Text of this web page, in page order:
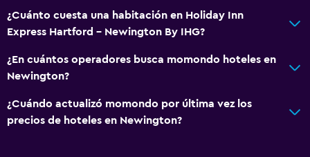
Plancha y tabla de planchar
Zona de trabajo
Escritorio
¿Cuánto cuesta una habitación en Holiday Inn
Express Hartford - Newington By IHG?
¿En cuántos operadores busca momondo hoteles en
Newington?
¿Cuándo actualizó momondo por última vez los
precios de hoteles en Newington?